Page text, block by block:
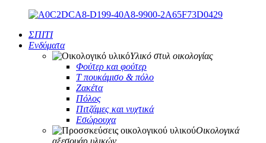
ΣΠΙΤΙ
Ενδύματα
Υλικό στυλ οικολογίας
Φούτερ και φούτερ
Τ πουκάμισο & πόλο
Ζακέτα
Πόλος
Πιτζάμες και νυχτικά
Εσώρουχα
Οικολογικά
αξεσουάρ υλικών